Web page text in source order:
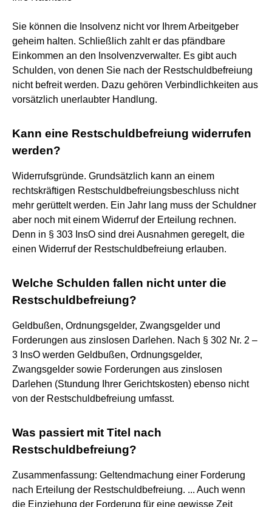
Sie können die Insolvenz nicht vor Ihrem Arbeitgeber
geheim halten. Schließlich zahlt er das pfändbare
Einkommen an den Insolvenzverwalter. Es gibt auch
Schulden, von denen Sie nach der Restschuldbefreiung
nicht befreit werden. Dazu gehören Verbindlichkeiten aus
vorsätzlich unerlaubter Handlung.
Kann eine Restschuldbefreiung widerrufen
werden?
Widerrufsgründe. Grundsätzlich kann an einem
rechtskräftigen Restschuldbefreiungsbeschluss nicht
mehr gerüttelt werden. Ein Jahr lang muss der Schuldner
aber noch mit einem Widerruf der Erteilung rechnen.
Denn in § 303 InsO sind drei Ausnahmen geregelt, die
einen Widerruf der Restschuldbefreiung erlauben.
Welche Schulden fallen nicht unter die
Restschuldbefreiung?
Geldbußen, Ordnungsgelder, Zwangsgelder und
Forderungen aus zinslosen Darlehen. Nach § 302 Nr. 2 –
3 InsO werden Geldbußen, Ordnungsgelder,
Zwangsgelder sowie Forderungen aus zinslosen
Darlehen (Stundung Ihrer Gerichtskosten) ebenso nicht
von der Restschuldbefreiung umfasst.
Was passiert mit Titel nach
Restschuldbefreiung?
Zusammenfassung: Geltendmachung einer Forderung
nach Erteilung der Restschuldbefreiung. ... Auch wenn
die Einziehung der Forderung für eine gewisse Zeit